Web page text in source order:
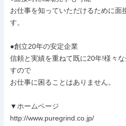
お仕事を知っていただけるために面
す。
●創立20年の安定企業
信頼と実績を重ねて既に20年!様々
すので
お仕事に困ることはありません。
▼ホームページ
http://www.puregrind.co.jp/